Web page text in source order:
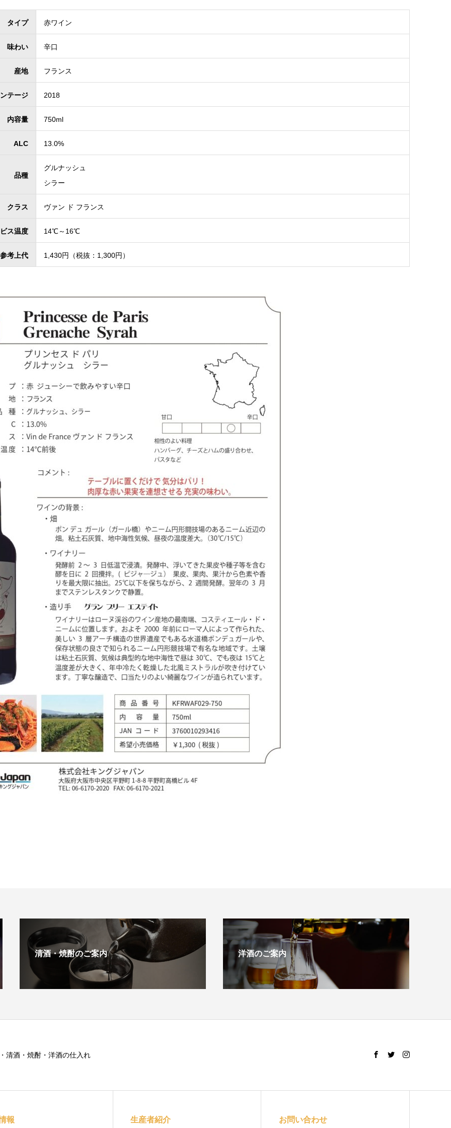
タイプ 赤ワイン
味わい 辛口
産地 フランス
テージ 2018
内容量 750ml
ALC 13.0%
品種
グルナッシュ
シラー
クラス ヴァン ド フランス
ス温度 14℃～16℃
参考上代 1,430円（税抜：1,300円）
清酒・焼酎のご案内 洋酒のご案内
清酒・焼酎・洋酒の仕入れ
報 生産者紹介 お問い合わせ